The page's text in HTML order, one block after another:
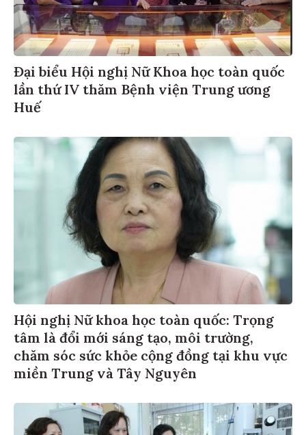
Đại biểu Hội nghị Nữ Khoa học toàn quốc
lần thứ IV thăm Bệnh viện Trung ương
Huế
Hội nghị Nữ khoa học toàn quốc: Trọng
tâm là đổi mới sáng tạo, môi trường,
chăm sóc sức khỏe cộng đồng tại khu vực
miền Trung và Tây Nguyên